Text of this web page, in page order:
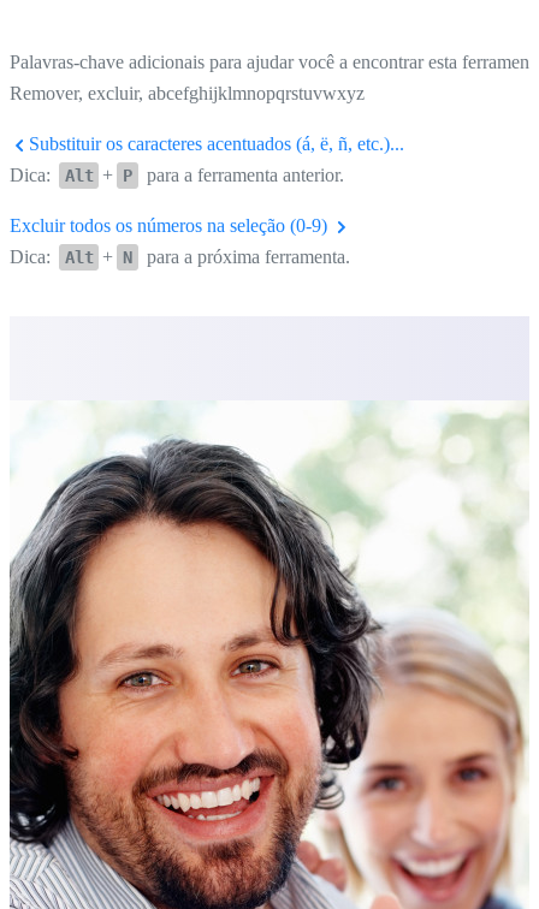
Palavras-chave adicionais para ajudar você a encontrar esta
Remover, excluir, abcefghijklmnopqrstuvwxyz
Substituir os caracteres acentuados (á, ë, ñ, etc.)...
Dica:
Alt + P para a ferramenta anterior.
Excluir todos os números na seleção (0-9)
Dica:
Alt + N para a próxima ferramenta.